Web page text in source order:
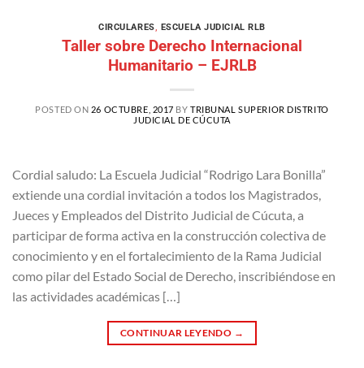
CIRCULARES, ESCUELA JUDICIAL RLB
Taller sobre Derecho Internacional
Humanitario – EJRLB
POSTED ON 26 OCTUBRE, 2017 BYTRIBUNAL SUPERIOR DISTRITO
JUDICIAL DE CÚCUTA
Cordial saludo: La Escuela Judicial “Rodrigo Lara Bonilla”
extiende una cordial invitación a todos los Magistrados,
Jueces y Empleados del Distrito Judicial de Cúcuta, a
participar de forma activa en la construcción colectiva de
conocimiento y en el fortalecimiento de la Rama Judicial
como pilar del Estado Social de Derecho, inscribiéndose en
las actividades académicas […]
CONTINUAR LEYENDO →